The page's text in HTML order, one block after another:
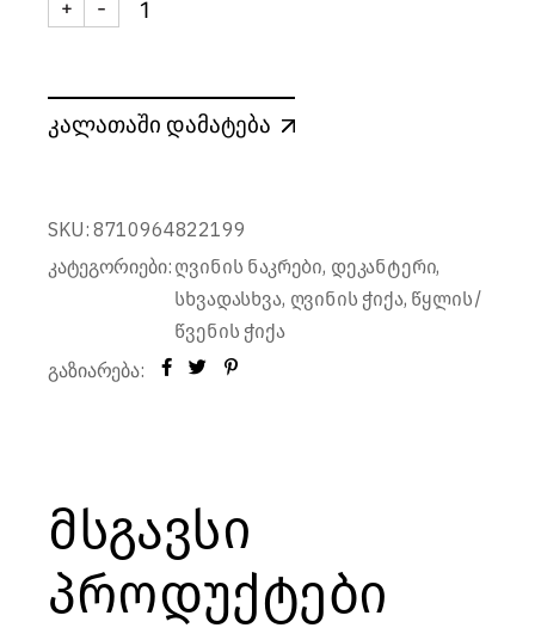
ღვინის ნაკრები SVELTE (5 ერთეული - 1
-
+
კალათაში დამატება
SKU: 8710964822199
კატეგორიები: ღვინის ნაკრები, დეკანტერი,
სხვადასხვა, ღვინის ჭიქა, წყლის/
წვენის ჭიქა
გაზიარება:
მსგავსი
პროდუქტები